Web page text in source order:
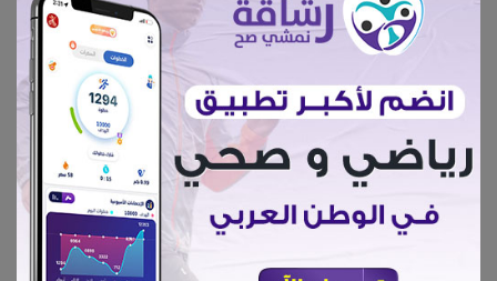
"يُعدّ معمول التمر من الحلويات الشرقية الشهيرة التي تُزيّن
موائدنا في الأعياد والمناسبات، وتتميز بمذاقها الغني
وقوامها الهش الذي يذوب في الفم. ولكن، قد يشعر البعض
بالقلق حيال تأثيرها على صحتهم، خاصةً مرضى السكري
والقلب. لذلك، نقدم لكم في هذا المقال وصفة صحية
ومُغذّية لمعمول التمر بالمكسرات، لتستمتعوا بأجواء العيد
دون قلق على صحتكم.